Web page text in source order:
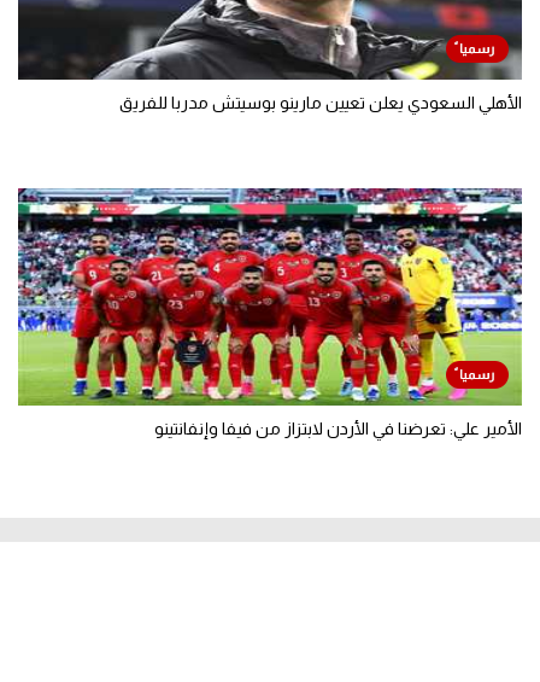
الأهلي السعودي يعلن تعيين مارينو بوسيتش مدربا للفريق
الأمير علي: تعرضنا في الأردن لابتزاز من فيفا وإنفانتينو